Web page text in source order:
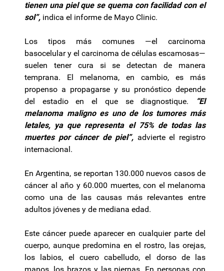
tienen una piel que se quema con facilidad con el
sol”, indica el informe de Mayo Clinic.
Los tipos más comunes —el carcinoma
basocelular y el carcinoma de células escamosas—
suelen tener cura si se detectan de manera
temprana. El melanoma, en cambio, es más
propenso a propagarse y su pronóstico depende
del estadio en el que se diagnostique. “El
melanoma maligno es uno de los tumores más
letales, ya que representa el 75% de todas las
muertes por cáncer de piel”, advierte el registro
internacional.
En Argentina, se reportan 130.000 nuevos casos de
cáncer al año y 60.000 muertes, con el melanoma
como una de las causas más relevantes entre
adultos jóvenes y de mediana edad.
Este cáncer puede aparecer en cualquier parte del
cuerpo, aunque predomina en el rostro, las orejas,
los labios, el cuero cabelludo, el dorso de las